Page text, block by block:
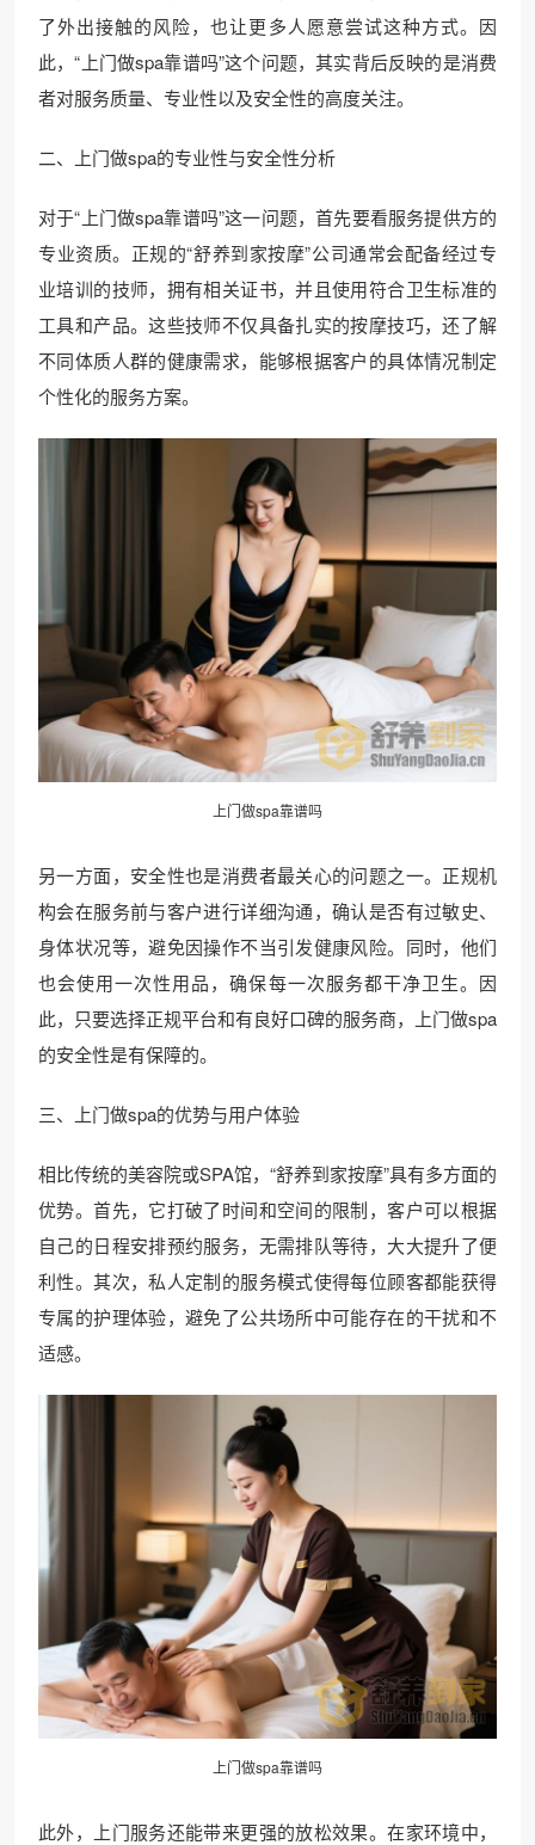
了外出接触的风险，也让更多人愿意尝试这种方式。因
此，“上门做spa靠谱吗”这个问题，其实背后反映的是消费
者对服务质量、专业性以及安全性的高度关注。
二、上门做spa的专业性与安全性分析
对于“上门做spa靠谱吗”这一问题，首先要看服务提供方的
专业资质。正规的“舒养到家按摩”公司通常会配备经过专
业培训的技师，拥有相关证书，并且使用符合卫生标准的
工具和产品。这些技师不仅具备扎实的按摩技巧，还了解
不同体质人群的健康需求，能够根据客户的具体情况制定
个性化的服务方案。
上门做spa靠谱吗
另一方面，安全性也是消费者最关心的问题之一。正规机
构会在服务前与客户进行详细沟通，确认是否有过敏史、
身体状况等，避免因操作不当引发健康风险。同时，他们
也会使用一次性用品，确保每一次服务都干净卫生。因
此，只要选择正规平台和有良好口碑的服务商，上门做spa
的安全性是有保障的。
三、上门做spa的优势与用户体验
相比传统的美容院或SPA馆，“舒养到家按摩”具有多方面的
优势。首先，它打破了时间和空间的限制，客户可以根据
自己的日程安排预约服务，无需排队等待，大大提升了便
利性。其次，私人定制的服务模式使得每位顾客都能获得
专属的护理体验，避免了公共场所中可能存在的干扰和不
适感。
上门做spa靠谱吗
此外，上门服务还能带来更强的放松效果。在家环境中，